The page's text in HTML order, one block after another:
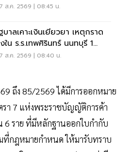
ส.ค. 2569 | 08:45 น.
บาลเคาะเงินเยียวยา เหตุกราด
ใน ร.ร.เทพศิรินทร์ นนทบุรี 1
น-1ล้าน
ส.ค. 2569 | 08:40 น.
ถึง 85/2569 ได้มีการออกหมาย
รา 7 แห่งพระราชบัญญัติการค้า
6 ราย ที่มีหลักฐานออกใบกำกับ
ที่กฎหมายกำหนด ให้มารับทราบ